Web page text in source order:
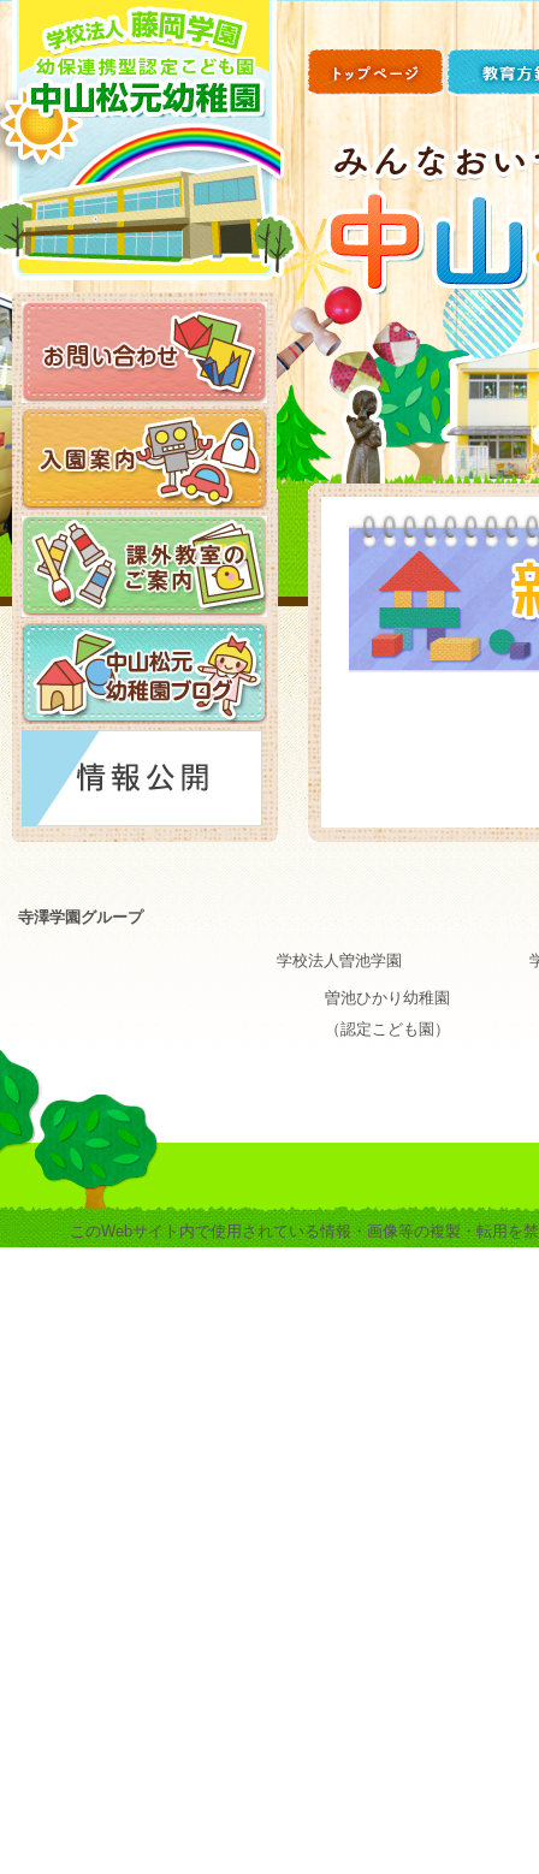
寺澤学園グループ
学校法人曽池学園
曽池ひかり幼稚園
（認定こども園）
このWebサイト内で使用されている情報・画像等の複製・転用